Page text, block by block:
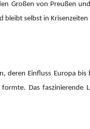
Großen von Preußen
selbst in
deren Einfluss Europa
Das